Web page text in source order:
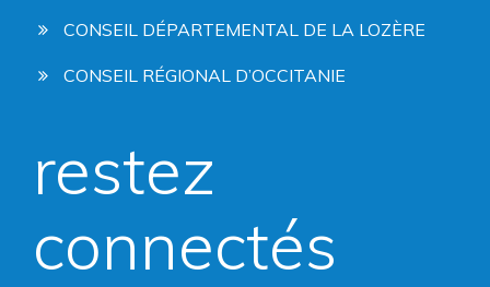
CONSEIL DÉPARTEMENTAL DE LA LOZÈRE
CONSEIL RÉGIONAL D’OCCITANIE
restez
connectés